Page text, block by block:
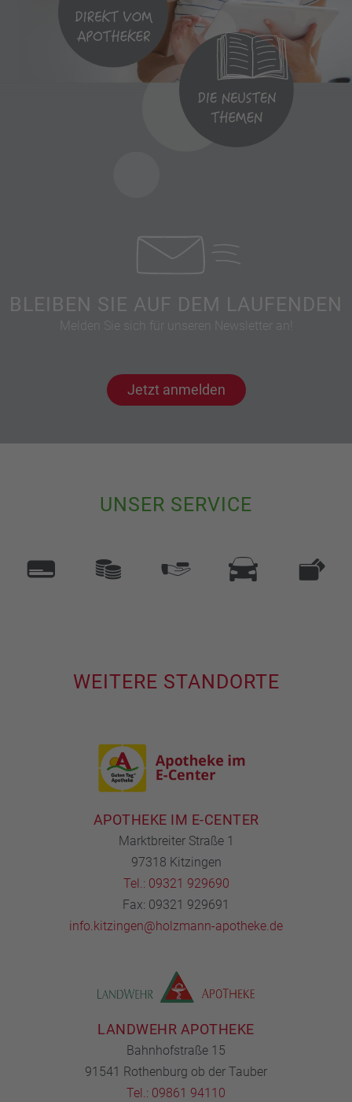
BLEIBEN SIE AUF DEM LAUFENDEN
Melden Sie sich für unseren Newsletter an!
Jetzt anmelden
UNSER SERVICE
WEITERE STANDORTE
APOTHEKE IM E-CENTER
Marktbreiter Straße 1
97318 Kitzingen
Tel.: 09321 929690
Fax: 09321 929691
info.kitzingen@holzmann-apotheke.de
LANDWEHR APOTHEKE
Bahnhofstraße 15
91541 Rothenburg ob der Tauber
Tel.: 09861 94110